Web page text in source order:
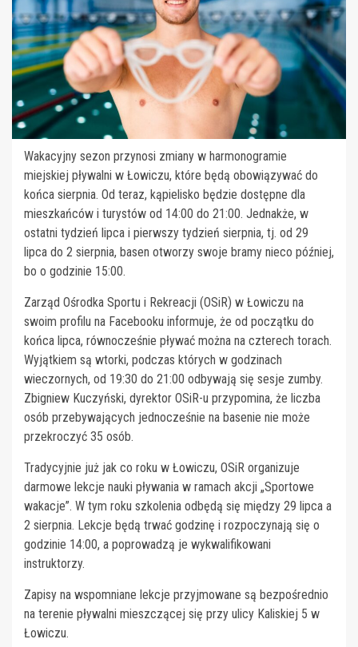
Wakacyjny sezon przynosi zmiany w harmonogramie
miejskiej pływalni w Łowiczu, które będą obowiązywać do
końca sierpnia. Od teraz, kąpielisko będzie dostępne dla
mieszkańców i turystów od 14:00 do 21:00. Jednakże, w
ostatni tydzień lipca i pierwszy tydzień sierpnia, tj. od 29
lipca do 2 sierpnia, basen otworzy swoje bramy nieco później,
bo o godzinie 15:00.
Zarząd Ośrodka Sportu i Rekreacji (OSiR) w Łowiczu na
swoim profilu na Facebooku informuje, że od początku do
końca lipca, równocześnie pływać można na czterech torach.
Wyjątkiem są wtorki, podczas których w godzinach
wieczornych, od 19:30 do 21:00 odbywają się sesje zumby.
Zbigniew Kuczyński, dyrektor OSiR-u przypomina, że liczba
osób przebywających jednocześnie na basenie nie może
przekroczyć 35 osób.
Tradycyjnie już jak co roku w Łowiczu, OSiR organizuje
darmowe lekcje nauki pływania w ramach akcji „Sportowe
wakacje”. W tym roku szkolenia odbędą się między 29 lipca a
2 sierpnia. Lekcje będą trwać godzinę i rozpoczynają się o
godzinie 14:00, a poprowadzą je wykwalifikowani
instruktorzy.
Zapisy na wspomniane lekcje przyjmowane są bezpośrednio
na terenie pływalni mieszczącej się przy ulicy Kaliskiej 5 w
Łowiczu.